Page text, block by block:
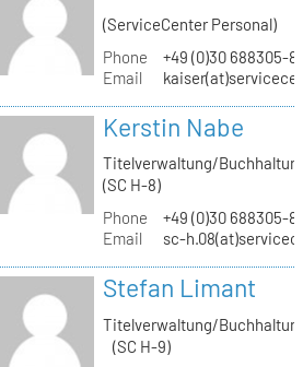
(ServiceCenter Personal)
Phone
+49 (0)30 688305-
Email
Kerstin Nabe
Titelverwaltung/
(SC H-8)
Phone
+49 (0)30 688305-
Email
sc-
Stefan Limant
Titelverwaltung/
(SC H-9)